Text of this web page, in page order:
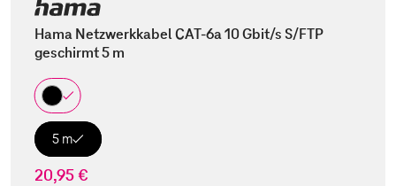
Hama Netzwerkkabel CAT-6a 10 Gbit/s S/FTP
geschirmt 5 m
5 m
20,95 €